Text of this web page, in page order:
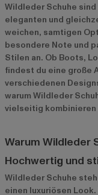
Wildleder Schuhe
eleganten und
weichen, samtigen
besondere Note und
Stilen an. Ob Boots,
findest du eine große
verschiedenen
warum Wildleder
vielseitig kombinieren
Warum Wildleder
Hochwertig und
Wildleder Schuhe
einen luxuriösen